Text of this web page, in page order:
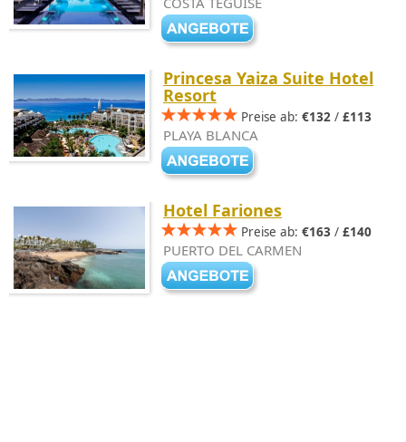
Princesa Yaiza Suite Hotel
Resort
Preise ab: €132 / £113
PLAYA BLANCA
Hotel Fariones
Preise ab: €163 / £140
PUERTO DEL CARMEN